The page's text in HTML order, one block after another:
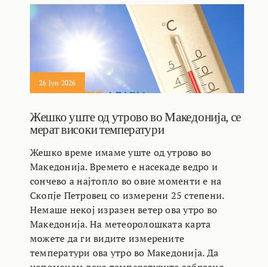
26 Јун 2026
Жешко уште од утрово во Македонија, се
мерат високи температури
Жешко време имаме уште од утрово во
Македонија. Времето е насекаде ведро и
сончево а најтопло во овие моменти е на
Скопје Петровец со измерени 25 степени.
Немаше некој изразен ветер ова утро во
Македонија. На метеоролошката карта
можете да ги видите измерените
температури ова утро во Македонија. Да